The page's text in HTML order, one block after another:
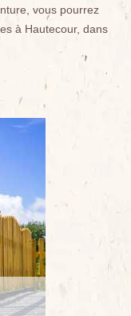
vous pourrez
à Hautecour, dans